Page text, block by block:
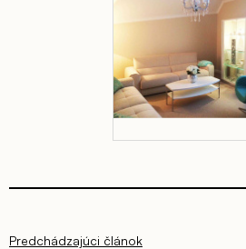
Predchádzajúci článok